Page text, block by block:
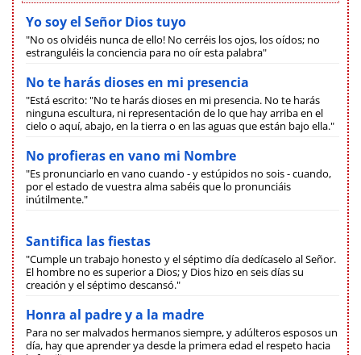
Yo soy el Señor Dios tuyo
"No os olvidéis nunca de ello! No cerréis los ojos, los oídos; no
estranguléis la conciencia para no oír esta palabra"
No te harás dioses en mi presencia
"Está escrito: "No te harás dioses en mi presencia. No te harás
ninguna escultura, ni representación de lo que hay arriba en el
cielo o aquí, abajo, en la tierra o en las aguas que están bajo ella."
No profieras en vano mi Nombre
"Es pronunciarlo en vano cuando - y estúpidos no sois - cuando,
por el estado de vuestra alma sabéis que lo pronunciáis
inútilmente."
Santifica las fiestas
"Cumple un trabajo honesto y el séptimo día dedícaselo al Señor.
El hombre no es superior a Dios; y Dios hizo en seis días su
creación y el séptimo descansó."
Honra al padre y a la madre
Para no ser malvados hermanos siempre, y adúlteros esposos un
día, hay que aprender ya desde la primera edad el respeto hacia